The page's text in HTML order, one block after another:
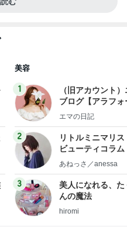
美容
1
（旧アカウント
ブログ【アラフォ
社売却セカンドラ
エマの日記
2
リトルミニマリス
ビューティコラ
little
あねっさ／anessa
3
美人になれる、た
んの魔法
hiromi